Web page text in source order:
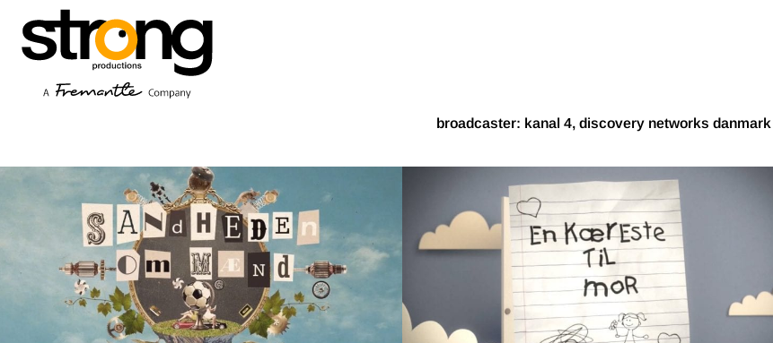
broadcaster: kanal 4, discovery networks danmark